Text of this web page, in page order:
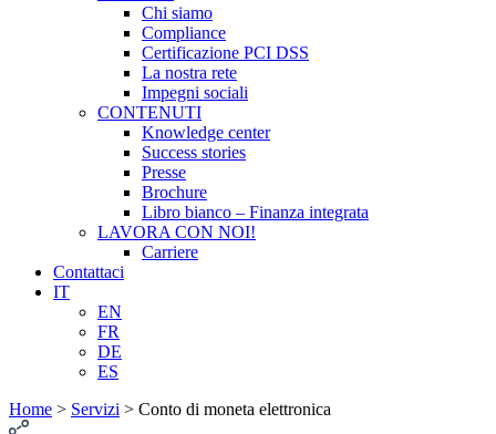
Chi siamo
Compliance
Certificazione PCI DSS
La nostra rete
Impegni sociali
CONTENUTI
Knowledge center
Success stories
Presse
Brochure
Libro bianco – Finanza integrata
LAVORA CON NOI!
Carriere
Contattaci
IT
EN
FR
DE
ES
Home > Servizi > Conto di moneta elettronica